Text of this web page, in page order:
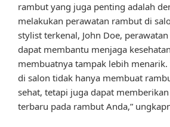
rambut yang juga penting adalah
melakukan perawatan rambut di
stylist terkenal, John Doe,
dapat membantu menjaga
membuatnya tampak lebih menarik.
di salon tidak hanya membuat
sehat, tetapi juga dapat
terbaru pada rambut Anda,”